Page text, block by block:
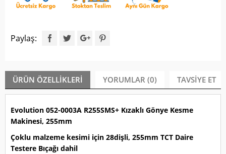
Paylaş:
ÜRÜN ÖZELLIKLERI YORUMLAR (0) TAVSIYE ET
Evolution 052-0003A R255SMS+ Kızaklı Gönye Kesme
Makinesi, 255mm
Çoklu malzeme kesimi için 28dişli, 255mm TCT Daire
Testere Bıçağı dahil